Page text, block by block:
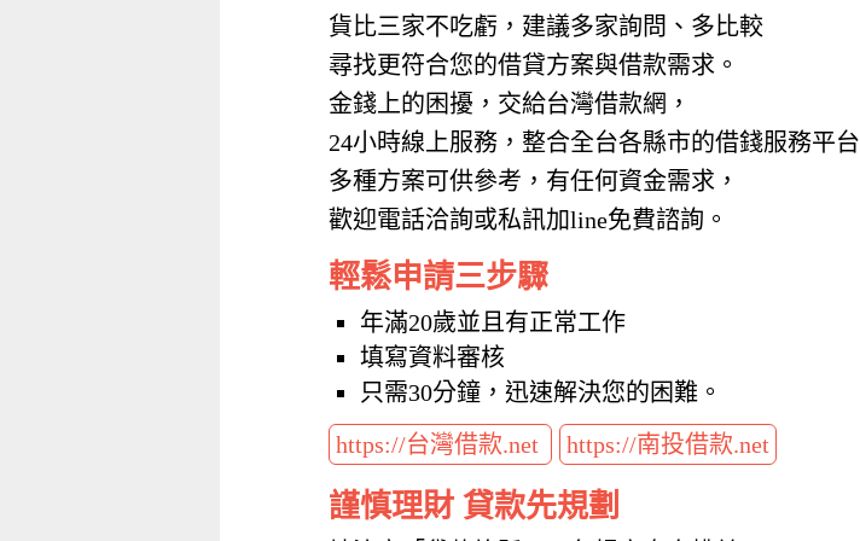
貨比三家不吃虧，建議多家詢問、多比較
尋找更符合您的借貸方案與借款需求。
金錢上的困擾，交給台灣借款網，
24小時線上服務，整合全台各縣市的借錢服務平台
多種方案可供參考，有任何資金需求，
歡迎電話洽詢或私訊加line免費諮詢。
輕鬆申請三步驟
年滿20歲並且有正常工作
填寫資料審核
只需30分鐘，迅速解決您的困難。
https://台灣借款.net
https://南投借款.net
謹慎理財 貸款先規劃